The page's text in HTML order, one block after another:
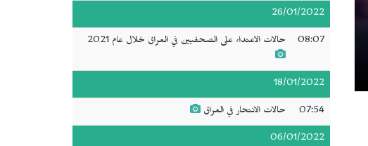
26/01/2022
08:07 حالات الاعتداء على الصحفيين في العراق خلال عام 2021
18/01/2022
07:54 حالات الانتحار في العراق
06/01/2022